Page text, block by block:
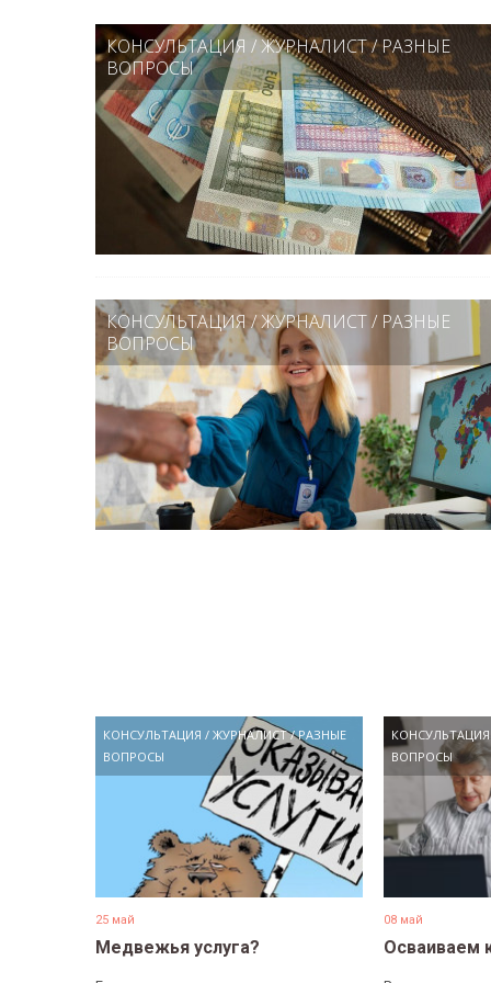
КОНСУЛЬТАЦИЯ /ЖУРНАЛИСТ/РАЗНЫЕ
ВОПРОСЫ
КОНСУЛЬТАЦИЯ/ЖУРНАЛИСТ/ РАЗНЫЕ
ВОПРОСЫ
КОНСУЛЬТАЦИЯ / ЖУРНАЛИСТ/РАЗНЫЕ
ВОПРОСЫ
25 май
Медвежья услуга?
КОНСУЛЬТАЦИЯ
ВОПРОСЫ
08 май
Осваиваем